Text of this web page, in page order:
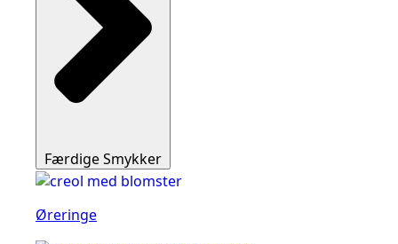
Færdige Smykker
Øreringe